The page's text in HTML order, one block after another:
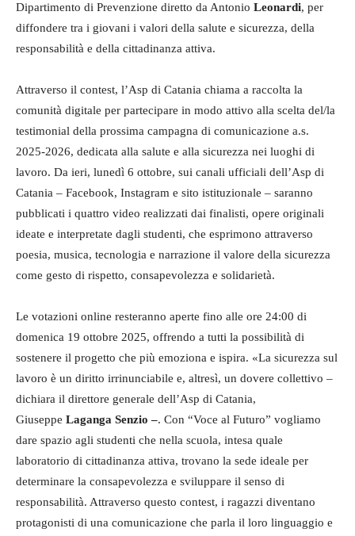
Dipartimento di Prevenzione diretto da Antonio Leonardi, per
diffondere tra i giovani i valori della salute e sicurezza, della
responsabilità e della cittadinanza attiva.
Attraverso il contest, l’Asp di Catania chiama a raccolta la
comunità digitale per partecipare in modo attivo alla scelta del/la
testimonial della prossima campagna di comunicazione a.s.
2025-2026, dedicata alla salute e alla sicurezza nei luoghi di
lavoro. Da ieri, lunedì 6 ottobre, sui canali ufficiali dell’Asp di
Catania – Facebook, Instagram e sito istituzionale – saranno
pubblicati i quattro video realizzati dai finalisti, opere originali
ideate e interpretate dagli studenti, che esprimono attraverso
poesia, musica, tecnologia e narrazione il valore della sicurezza
come gesto di rispetto, consapevolezza e solidarietà.
Le votazioni online resteranno aperte fino alle ore 24:00 di
domenica 19 ottobre 2025, offrendo a tutti la possibilità di
sostenere il progetto che più emoziona e ispira. «La sicurezza sul
lavoro è un diritto irrinunciabile e, altresì, un dovere collettivo –
dichiara il direttore generale dell’Asp di Catania,
Giuseppe Laganga Senzio –. Con “Voce al Futuro” vogliamo
dare spazio agli studenti che nella scuola, intesa quale
laboratorio di cittadinanza attiva, trovano la sede ideale per
determinare la consapevolezza e sviluppare il senso di
responsabilità. Attraverso questo contest, i ragazzi diventano
protagonisti di una comunicazione che parla il loro linguaggio e